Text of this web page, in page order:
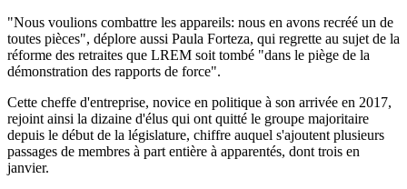
"Nous voulions combattre les appareils: nous en avons recréé un de
toutes pièces", déplore aussi Paula Forteza, qui regrette au sujet de la
réforme des retraites que LREM soit tombé "dans le piège de la
démonstration des rapports de force".
Cette cheffe d'entreprise, novice en politique à son arrivée en 2017,
rejoint ainsi la dizaine d'élus qui ont quitté le groupe majoritaire
depuis le début de la législature, chiffre auquel s'ajoutent plusieurs
passages de membres à part entière à apparentés, dont trois en
janvier.